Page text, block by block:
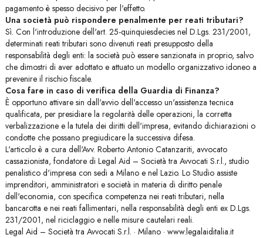
pagamento è spesso decisivo per l'effetto.
Una società può rispondere penalmente per reati tributari?
Sì. Con l'introduzione dell'art. 25-quinquiesdecies nel D.Lgs. 231/2001,
determinati reati tributari sono divenuti reati presupposto della
responsabilità degli enti: la società può essere sanzionata in proprio, salvo
che dimostri di aver adottato e attuato un modello organizzativo idoneo a
prevenire il rischio fiscale.
Cosa fare in caso di verifica della Guardia di Finanza?
È opportuno attivare sin dall'avvio dell'accesso un'assistenza tecnica
qualificata, per presidiare la regolarità delle operazioni, la corretta
verbalizzazione e la tutela dei diritti dell'impresa, evitando dichiarazioni o
condotte che possano pregiudicare la successiva difesa.
L'articolo è a cura dell'Avv. Roberto Antonio Catanzariti, avvocato
cassazionista, fondatore di Legal Aid – Società tra Avvocati S.r.l., studio
penalistico d'impresa con sedi a Milano e nel Lazio. Lo Studio assiste
imprenditori, amministratori e società in materia di diritto penale
dell'economia, con specifica competenza nei reati tributari, nella
bancarotta e nei reati fallimentari, nella responsabilità degli enti ex D.Lgs.
231/2001, nel riciclaggio e nelle misure cautelari reali.
Legal Aid – Società tra Avvocati S.r.l. · Milano · www.legalaiditalia.it